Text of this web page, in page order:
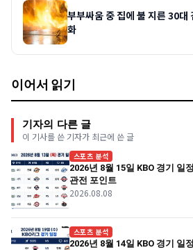
부부싸움 중 집에 불 지른 30
화
이어서 읽기
기자의 다른 글
이 기사를 쓴 기자가 최근에 쓴 글
스포츠 분석
2026년 8월 15일 KBO 경기 일
관전 포인트
2026.08.08
스포츠 분석
2026년 8월 14일 KBO 경기 일